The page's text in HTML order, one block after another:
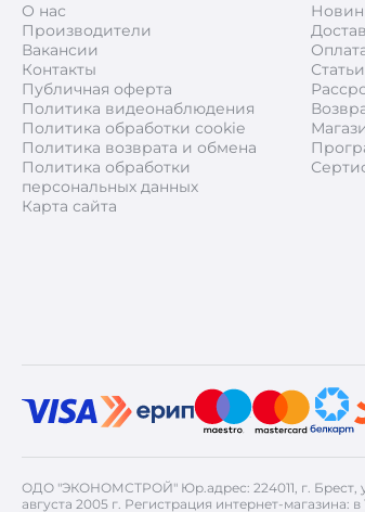
О нас
Производители
Вакансии
Контакты
Публичная оферта
Политика видеонаблюдения
Политика обработки cookie
Политика возврата и обмена
Политика обработки
персональных данных
Карта сайта
Статьи
ОДО "ЭКОНОМСТРОЙ" Юр.адрес: 224011, г. Брест,
августа 2005 г. Регистрация интернет-магазина: